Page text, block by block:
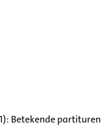
Betekende partituren